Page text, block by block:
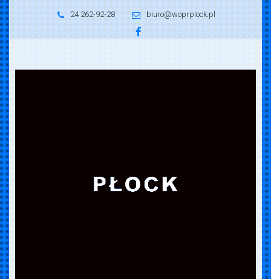
24 262-92-28 biuro@woprplock.pl